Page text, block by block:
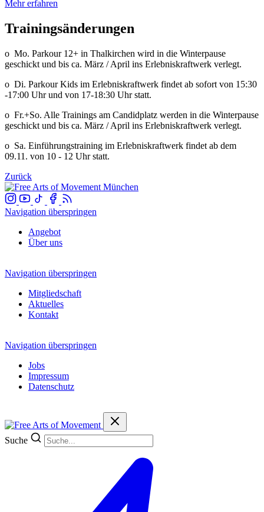
Mehr erfahren
Trainingsänderungen
o Mo. Parkour 12+ in Thalkirchen wird in die Winterpause
geschickt und bis ca. März / April ins Erlebniskraftwerk verlegt.
o Di. Parkour Kids im Erlebniskraftwerk findet ab sofort von 15:30
-17:00 Uhr und von 17-18:30 Uhr statt.
o Fr.+So. Alle Trainings am Candidplatz werden in die Winterpause
geschickt und bis ca. März / April ins Erlebniskraftwerk verlegt.
o Sa. Einführungstraining im Erlebniskraftwerk findet ab dem
09.11. von 10 - 12 Uhr statt.
Zurück
Navigation überspringen
Angebot
Über uns
Navigation überspringen
Mitgliedschaft
Aktuelles
Kontakt
Navigation überspringen
Jobs
Impressum
Datenschutz
Suche